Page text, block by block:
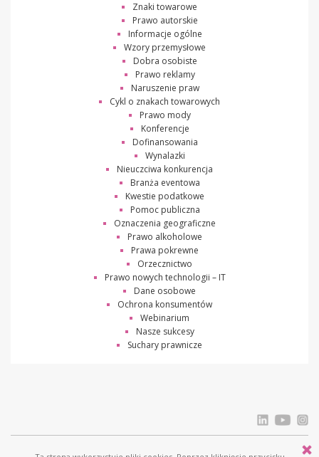
Znaki towarowe
Prawo autorskie
Informacje ogólne
Wzory przemysłowe
Dobra osobiste
Prawo reklamy
Naruszenie praw
Cykl o znakach towarowych
Prawo mody
Konferencje
Dofinansowania
Wynalazki
Nieuczciwa konkurencja
Branża eventowa
Kwestie podatkowe
Pomoc publiczna
Oznaczenia geograficzne
Prawo alkoholowe
Prawa pokrewne
Orzecznictwo
Prawo nowych technologii – IT
Dane osobowe
Ochrona konsumentów
Webinarium
Nasze sukcesy
Suchary prawnicze